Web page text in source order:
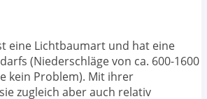
eine Lichtbaumart und hat eine
(Niederschläge von ca. 600-1600
kein Problem). Mit ihrer
zugleich aber auch relativ